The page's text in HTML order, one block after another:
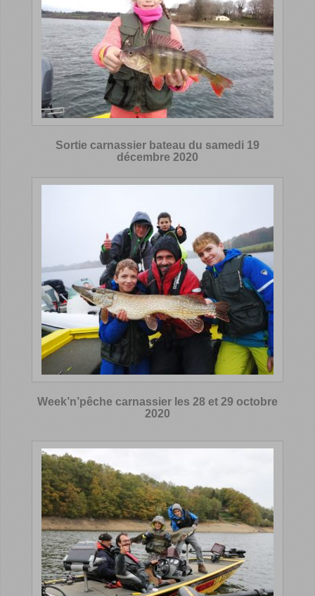
Sortie carnassier bateau du samedi 19
décembre 2020
Week’n’pêche carnassier les 28 et 29 octobre
2020